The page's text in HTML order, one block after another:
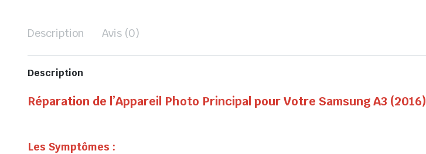
Description Avis (0)
Description
Réparation de l’Appareil Photo Principal pour Votre Samsung A3 (2016)
Les Symptômes :